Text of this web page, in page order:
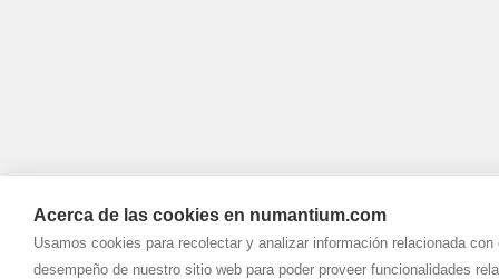
Acerca de las cookies en numantium.com
Usamos cookies para recolectar y analizar información relacionada con
desempeño de nuestro sitio web para poder proveer funcionalidades